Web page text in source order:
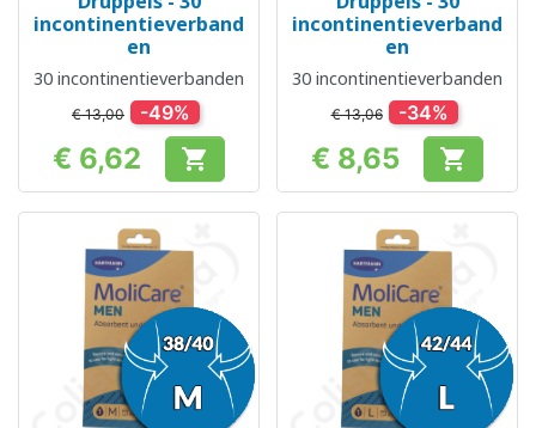
incontinentieverband
en
30 incontinentieverbanden
€ 13,00 -49%
Prijs
€ 6,62 
incontinentieverband
en
30 incontinentieverbanden
€ 13,06 -34%
Prijs
€ 8,65 